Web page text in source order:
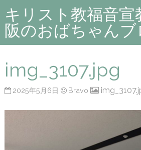
キリスト教福音宣
阪のおばちゃんブ
img_3107.jpg
2025年5月6日 Bravo